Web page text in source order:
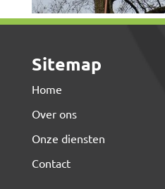
Sitemap
Home
Over ons
Onze diensten
Contact